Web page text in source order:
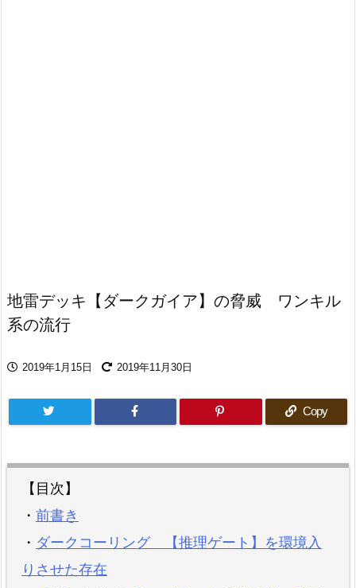
地雷デッキ【ダークガイア】の脅威 ワンキル
系の流行
2019年1月15日 2019年11月30日
Copy
【目次】
・ 前書き
・ ダークコーリング 【推理ゲート】を環境入
りさせた存在